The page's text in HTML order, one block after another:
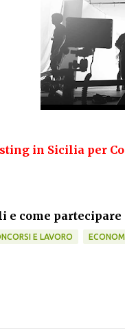
in Sicilia per
e come
E LAVORO